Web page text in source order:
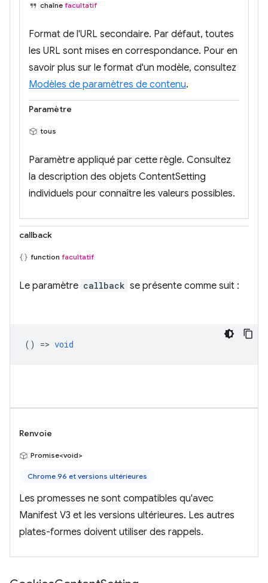
chaîne facultatif
Format de l'URL secondaire. Par défaut, toutes
les URL sont mises en correspondance. Pour en
savoir plus sur le format d'un modèle, consultez
Modèles de paramètres de contenu.
Paramètre
tous
Paramètre appliqué par cette règle. Consultez
la description des objets ContentSetting
individuels pour connaître les valeurs possibles.
callback
function facultatif
Le paramètre callback se présente comme suit :
() => void
Renvoie
Promise<void>
Chrome 96 et versions ultérieures
Les promesses ne sont compatibles qu'avec
Manifest V3 et les versions ultérieures. Les autres
plates-formes doivent utiliser des rappels.